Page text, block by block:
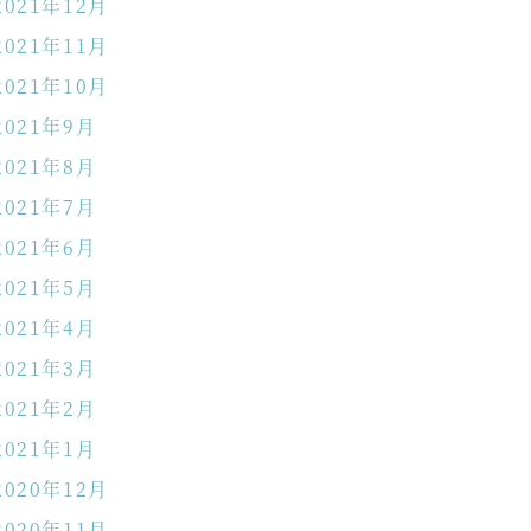
年11月
年10月
年9月
年8月
年7月
年6月
年5月
年4月
年3月
年2月
年1月
年12月